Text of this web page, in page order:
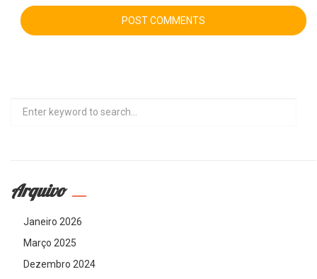
Arquivo
Janeiro 2026
Março 2025
Dezembro 2024